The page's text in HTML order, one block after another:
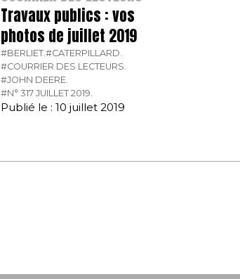
Travaux publics : vos
photos de juillet 2019
#BERLIET.#CATERPILLARD.
#COURRIER DES LECTEURS.
#JOHN DEERE.
#N° 317 JUILLET 2019.
Publié le : 10 juillet 2019